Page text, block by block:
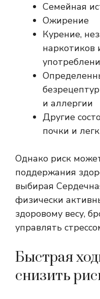
Семейная
Ожирение
Курение,
наркотиков
и аллергии
Другие
почки и
Однако риск
поддержания
выбирая
физически
здоровому весу,
управлять
Быстрая
снизить